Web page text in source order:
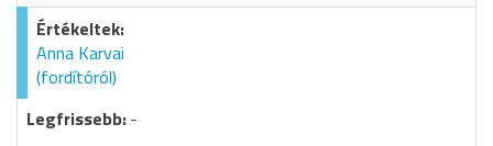
Anna Karvai
(fordítóról)
-